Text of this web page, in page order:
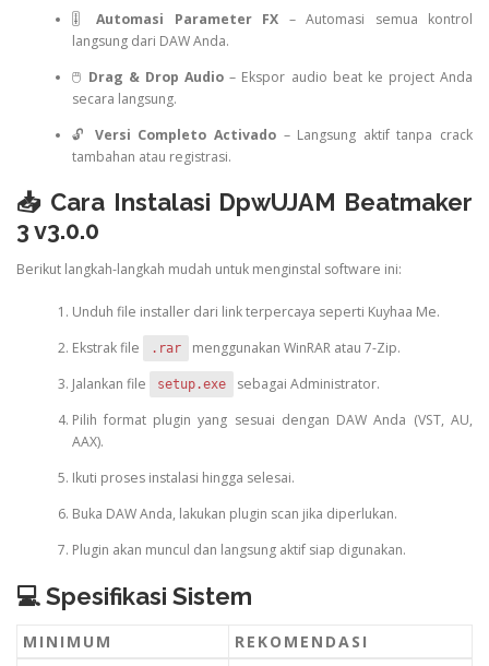
🎚️Automasi Parameter FX – Automasi semua kontrol
langsung dari DAW Anda.
🖱️ Drag & Drop Audio – Ekspor audio beat ke project Anda
secara langsung.
🔓 Versi Completo Activado – Langsung aktif tanpa crack
tambahan atau registrasi.
📥 Cara Instalasi DpwUJAM Beatmaker
3 v3.0.0
Berikut langkah-langkah mudah untuk menginstal software ini:
Unduh file installer dari link terpercaya seperti Kuyhaa Me.
Ekstrak file
.rar
menggunakan WinRAR atau 7-Zip.
Jalankan file
setup.exe
sebagai Administrator.
Pilih format plugin yang sesuai dengan DAW Anda (VST, AU,
AAX).
Ikuti proses instalasi hingga selesai.
Buka DAW Anda, lakukan plugin scan jika diperlukan.
Plugin akan muncul dan langsung aktif siap digunakan.
💻 Spesifikasi Sistem
MINIMUM REKOMENDASI